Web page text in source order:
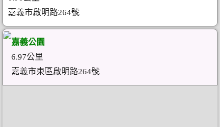
嘉義市啟明路264號
嘉義公園
6.97公里
嘉義市東區啟明路264號